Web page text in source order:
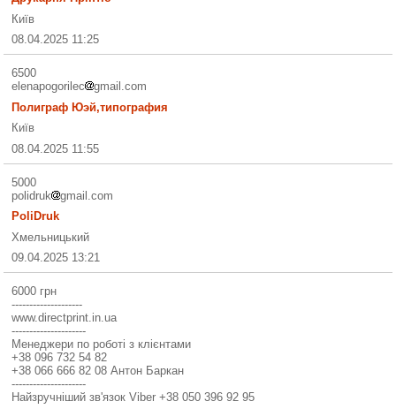
Київ
08.04.2025 11:25
6500
elenapogorilec
gmail.com
Полиграф Юэй,типография
Київ
08.04.2025 11:55
5000
polidruk
gmail.com
PoliDruk
Хмельницький
09.04.2025 13:21
6000 грн
--------------------
www.directprint.in.ua
---------------------
Менеджери по роботі з клієнтами
+38 096 732 54 82
+38 066 666 82 08 Антон Баркан
---------------------
Найзручніший зв'язок Viber +38 050 396 92 95